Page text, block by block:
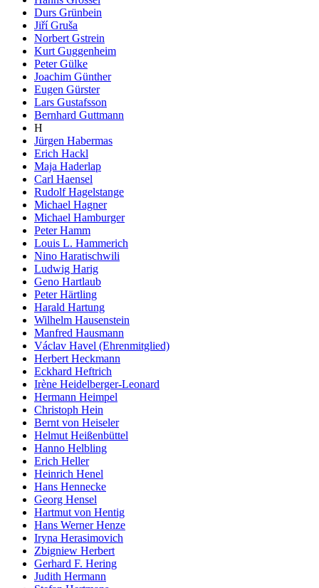
Durs Grünbein
Jiří Gruša
Norbert Gstrein
Kurt Guggenheim
Peter Gülke
Joachim Günther
Eugen Gürster
Lars Gustafsson
Bernhard Guttmann
H
Jürgen Habermas
Erich Hackl
Maja Haderlap
Carl Haensel
Rudolf Hagelstange
Michael Hagner
Michael Hamburger
Peter Hamm
Louis L. Hammerich
Nino Haratischwili
Ludwig Harig
Geno Hartlaub
Peter Härtling
Harald Hartung
Wilhelm Hausenstein
Manfred Hausmann
Václav Havel (Ehrenmitglied)
Herbert Heckmann
Eckhard Heftrich
Irène Heidelberger-Leonard
Hermann Heimpel
Christoph Hein
Bernt von Heiseler
Helmut Heißenbüttel
Hanno Helbling
Erich Heller
Heinrich Henel
Hans Hennecke
Georg Hensel
Hartmut von Hentig
Hans Werner Henze
Iryna Herasimovich
Zbigniew Herbert
Gerhard F. Hering
Judith Hermann